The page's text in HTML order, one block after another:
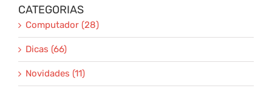
CATEGORIAS
Computador (28)
Dicas (66)
Novidades (11)